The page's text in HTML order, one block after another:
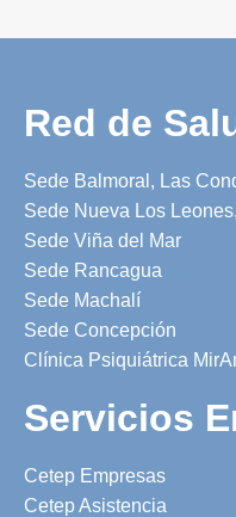
Red de
Sede Balmoral, Las
Sede Nueva Los
Sede Viña del Mar
Sede Rancagua
Sede Machalí
Sede Concepción
Clínica Psiquiátrica
Servicios
Cetep Empresas
Cetep Asistencia